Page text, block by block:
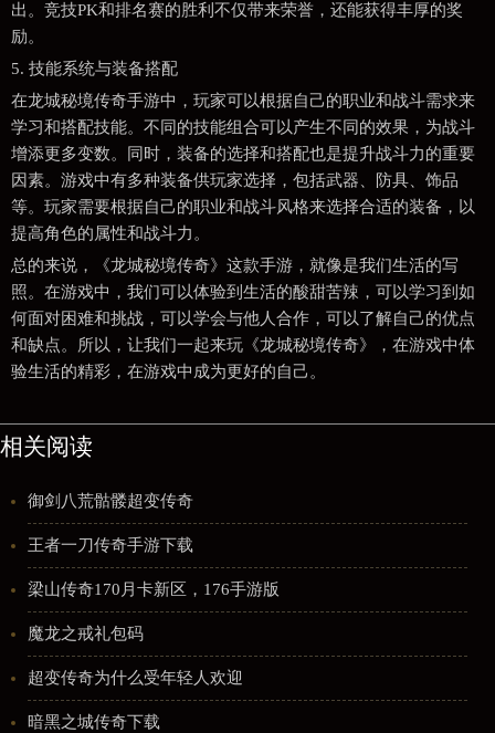
出。竞技PK和排名赛的胜利不仅带来荣誉，还能获得丰厚的奖
励。
5. 技能系统与装备搭配
在龙城秘境传奇手游中，玩家可以根据自己的职业和战斗需求来
学习和搭配技能。不同的技能组合可以产生不同的效果，为战斗
增添更多变数。同时，装备的选择和搭配也是提升战斗力的重要
因素。游戏中有多种装备供玩家选择，包括武器、防具、饰品
等。玩家需要根据自己的职业和战斗风格来选择合适的装备，以
提高角色的属性和战斗力。
总的来说，《龙城秘境传奇》这款手游，就像是我们生活的写
照。在游戏中，我们可以体验到生活的酸甜苦辣，可以学习到如
何面对困难和挑战，可以学会与他人合作，可以了解自己的优点
和缺点。所以，让我们一起来玩《龙城秘境传奇》，在游戏中体
验生活的精彩，在游戏中成为更好的自己。
相关阅读
御剑八荒骷髅超变传奇
王者一刀传奇手游下载
梁山传奇170月卡新区，176手游版
魔龙之戒礼包码
超变传奇为什么受年轻人欢迎
暗黑之城传奇下载